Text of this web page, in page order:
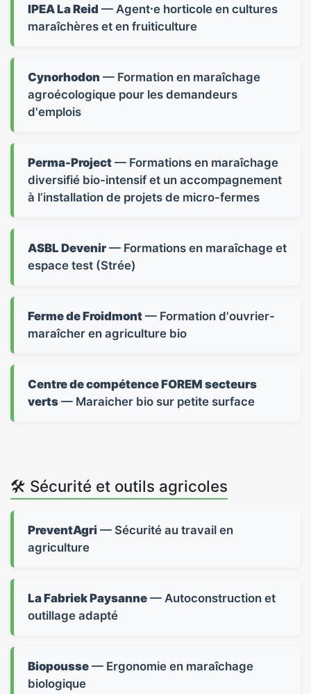
IPEA La Reid — Agent⸱e horticole en cultures
maraîchères et en fruiticulture
Cynorhodon — Formation en maraîchage
agroécologique pour les demandeurs
d'emplois
Perma-Project — Formations en maraîchage
diversifié bio-intensif et un accompagnement
à l’installation de projets de micro-fermes
ASBL Devenir — Formations en maraîchage et
espace test (Strée)
Ferme de Froidmont — Formation d'ouvrier-
maraîcher en agriculture bio
Centre de compétence FOREM secteurs
verts — Maraicher bio sur petite surface
🛠️ Sécurité et outils agricoles
PreventAgri — Sécurité au travail en
agriculture
La Fabriek Paysanne — Autoconstruction et
outillage adapté
Biopousse — Ergonomie en maraîchage
biologique